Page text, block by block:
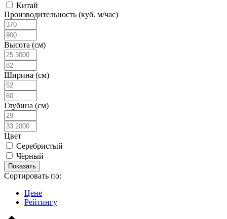
Китай
Производительность (куб. м/час)
Высота (см)
Ширина (см)
Глубина (см)
Цвет
Серебристый
Чёрный
Сортировать по:
Цене
Рейтингу